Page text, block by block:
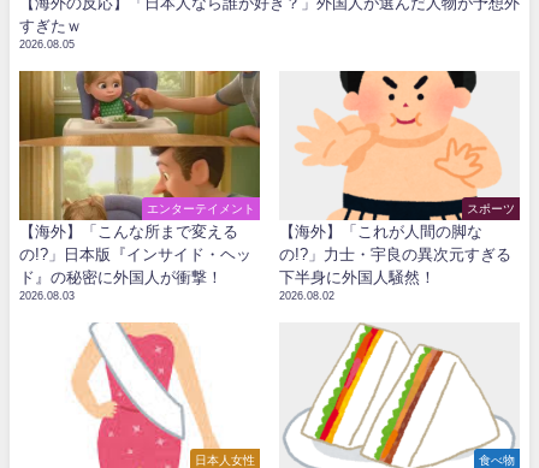
【海外の反応】「日本人なら誰が好き？」外国人が選んだ人物が予想外
すぎたｗ
2026.08.05
エンターテイメント
【海外】「こんな所まで変える
の!?」日本版『インサイド・ヘッ
ド』の秘密に外国人が衝撃！
2026.08.03
スポーツ
【海外】「これが人間の脚な
の!?」力士・宇良の異次元すぎる
下半身に外国人騒然！
2026.08.02
日本人女性 食べ物